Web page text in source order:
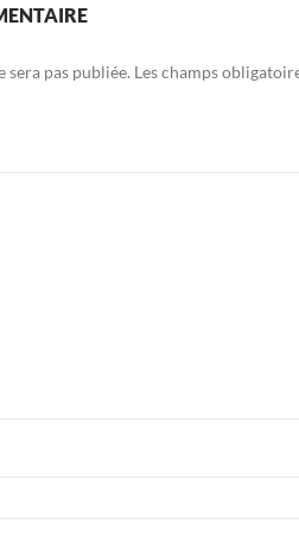
sera pas publiée. Les champs